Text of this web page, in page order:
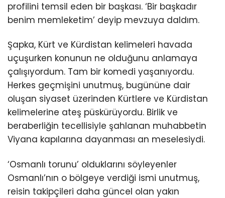
profilini temsil eden bir başkası. ‘Bir başkadır
benim memleketim’ deyip mevzuya daldım.
Şapka, Kürt ve Kürdistan kelimeleri havada
uçuşurken konunun ne olduğunu anlamaya
çalışıyordum. Tam bir komedi yaşanıyordu.
Herkes geçmişini unutmuş, bugününe dair
oluşan siyaset üzerinden Kürtlere ve Kürdistan
kelimelerine ateş püskürüyordu. Birlik ve
beraberliğin tecellisiyle şahlanan muhabbetin
Viyana kapılarına dayanması an meselesiydi.
‘Osmanlı torunu’ olduklarını söyleyenler
Osmanlı’nın o bölgeye verdiği ismi unutmuş,
reisin takipçileri daha güncel olan yakın